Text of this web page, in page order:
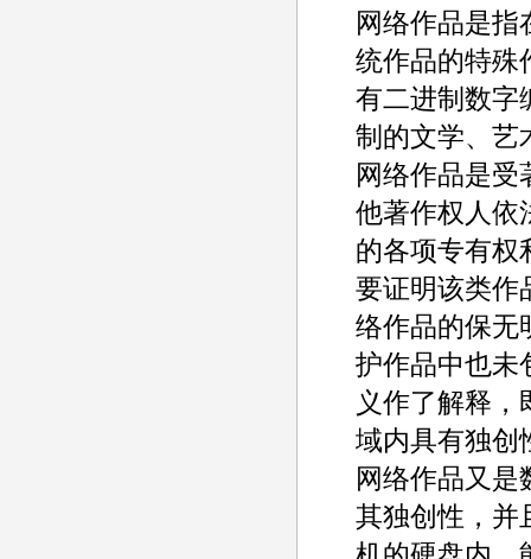
网络作品是指
统作品的特殊
有二进制数字
制的文学、艺
网络作品是受
他著作权人依
的各项专有权
要证明该类作
络作品的保无
护作品中也未
义作了解释，
域内具有独创
网络作品又是
其独创性，并